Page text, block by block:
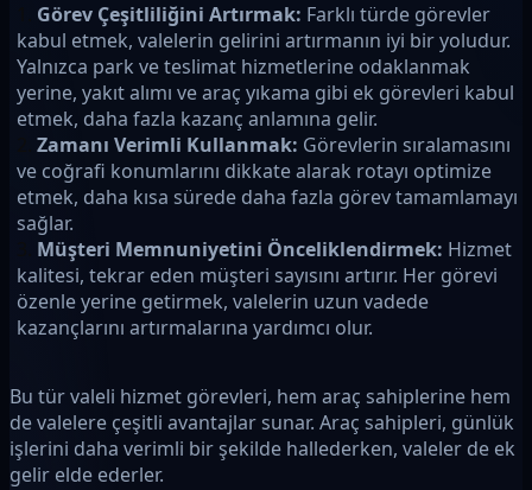
Görev Çeşitliliğini Artırmak: Farklı türde görevler
kabul etmek, valelerin gelirini artırmanın iyi bir yoludur.
Yalnızca park ve teslimat hizmetlerine odaklanmak
yerine, yakıt alımı ve araç yıkama gibi ek görevleri kabul
etmek, daha fazla kazanç anlamına gelir.
Zamanı Verimli Kullanmak: Görevlerin sıralamasını
ve coğrafi konumlarını dikkate alarak rotayı optimize
etmek, daha kısa sürede daha fazla görev tamamlamayı
sağlar.
Müşteri Memnuniyetini Önceliklendirmek: Hizmet
kalitesi, tekrar eden müşteri sayısını artırır. Her görevi
özenle yerine getirmek, valelerin uzun vadede
kazançlarını artırmalarına yardımcı olur.
Bu tür valeli hizmet görevleri, hem araç sahiplerine hem
de valelere çeşitli avantajlar sunar. Araç sahipleri, günlük
işlerini daha verimli bir şekilde hallederken, valeler de ek
gelir elde ederler.